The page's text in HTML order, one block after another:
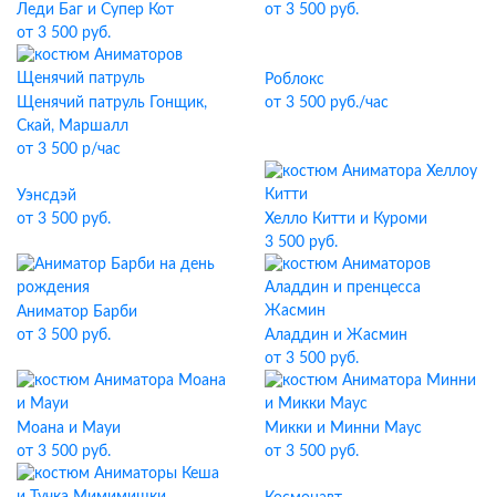
Леди Баг и Супер Кот
от 3 500 руб.
от 3 500 руб.
Щенячий патруль Гонщик,
Скай, Маршалл
от 3 500 р/час
Роблокс
от 3 500 руб./час
Уэнсдэй
от 3 500 руб.
Хелло Китти и Куроми
3 500 руб.
Аниматор Барби
от 3 500 руб.
Аладдин и Жасмин
от 3 500 руб.
Моана и Мауи
от 3 500 руб.
Микки и Минни Маус
от 3 500 руб.